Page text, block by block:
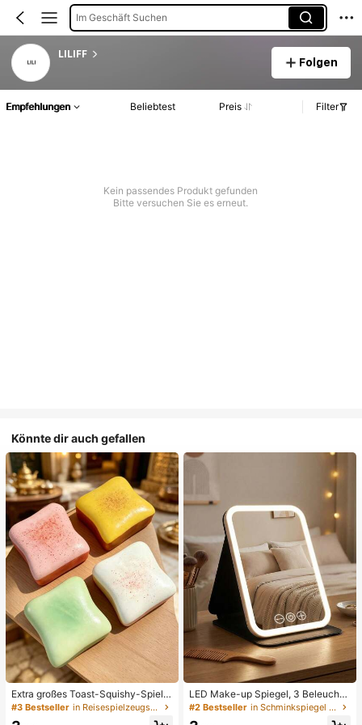
Im Geschäft Suchen
LILIFF
Folgen
Empfehlungen Beliebtest Preis Filter
Kein passendes Produkt gefunden
Bitte versuchen Sie es erneut.
Könnte dir auch gefallen
Extra großes Toast-Squishy-Spielz
eug, superweiches Buttertoast-Stre
ssabbau-Drückspielzeug, erhältlich
#3 Bestseller in Reisespielzeugset Quetschspielzeug für Teenager
LED Make-up Spiegel, 3 Beleuchtu
ngsmodi, einstellbare Helligkeit, tra
gbares faltbares Design, geeignet f
#2 Bestseller in Schminkspiegel & Duschspiegel